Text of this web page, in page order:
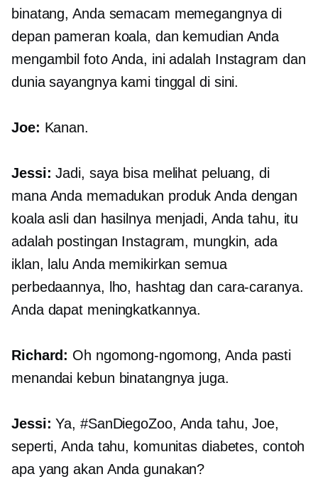
binatang, Anda semacam memegangnya di
depan pameran koala, dan kemudian Anda
mengambil foto Anda, ini adalah Instagram dan
dunia sayangnya kami tinggal di sini.
Joe: Kanan.
Jessi: Jadi, saya bisa melihat peluang, di
mana Anda memadukan produk Anda dengan
koala asli dan hasilnya menjadi, Anda tahu, itu
adalah postingan Instagram, mungkin, ada
iklan, lalu Anda memikirkan semua
perbedaannya, lho, hashtag dan cara-caranya.
Anda dapat meningkatkannya.
Richard: Oh ngomong-ngomong, Anda pasti
menandai kebun binatangnya juga.
Jessi: Ya, #SanDiegoZoo, Anda tahu, Joe,
seperti, Anda tahu, komunitas diabetes, contoh
apa yang akan Anda gunakan?